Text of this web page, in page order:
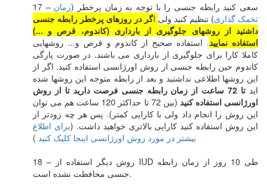
17 – سعی کنید رابطه جنسی را با توجه به زمان پرخطر (زمان
تخمک گذاری) تنظیم کنید ولی اگر در روزهای پرخطر رابطه جنسی
داشتید از روشهای جلوگیری از بارداری (کاندوم، قرص و ...)
استفاده نمایید. استفاده صحیح از کاندوم و قرص و... روشهایی
کاملا کارا برای جلوگیری از بارداری می باشند. در صورت پارگی
کاندوم حین رابطه جنسی از روش اورژانسی استفاده کنید. اگر از
این روشها اطلاعی نداشتید و بعد از رابطه متوجه این روشها شده
اید
تا 72 ساعت از زمان رابطه جنسی فرصت دارید تا از روش
اورژانسی استفاده کنید
(بین 72 تا حداکثر 120 ساعت هم می توان
این روش را انجام داد ولی با کارایی کمتر). پس هر چه زودتر از
این روش استفاده کنید کارایی بالاتری خواهید داشت. (برای اطلاع
بیشتر در مورد روش اورژانسی اینجا کلیک کنید )
18 – روش دیگر استفاده از IUD طی 10 روز از زمان رابطه
جنسی محافظت نشده است.